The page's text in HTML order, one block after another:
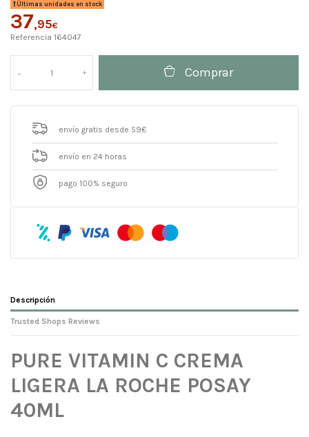
Últimas unidades en stock
37,95€
Referencia 164047
Comprar
envío gratis desde 59€
envío en 24 horas
pago 100% seguro
Descripción
Trusted Shops Reviews
PURE VITAMIN C CREMA
LIGERA LA ROCHE POSAY
40ML